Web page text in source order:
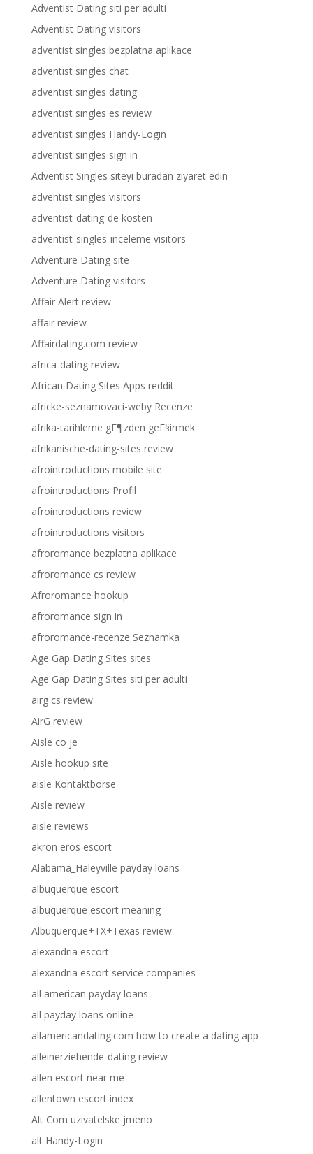
Adventist Dating siti per adulti
Adventist Dating visitors
adventist singles bezplatna aplikace
adventist singles chat
adventist singles dating
adventist singles es review
adventist singles Handy-Login
adventist singles sign in
Adventist Singles siteyi buradan ziyaret edin
adventist singles visitors
adventist-dating-de kosten
adventist-singles-inceleme visitors
Adventure Dating site
Adventure Dating visitors
Affair Alert review
affair review
Affairdating.com review
africa-dating review
African Dating Sites Apps reddit
africke-seznamovaci-weby Recenze
afrika-tarihleme gГ¶zden geГ§irmek
afrikanische-dating-sites review
afrointroductions mobile site
afrointroductions Profil
afrointroductions review
afrointroductions visitors
afroromance bezplatna aplikace
afroromance cs review
Afroromance hookup
afroromance sign in
afroromance-recenze Seznamka
Age Gap Dating Sites sites
Age Gap Dating Sites siti per adulti
airg cs review
AirG review
Aisle co je
Aisle hookup site
aisle Kontaktborse
Aisle review
aisle reviews
akron eros escort
Alabama_Haleyville payday loans
albuquerque escort
albuquerque escort meaning
Albuquerque+TX+Texas review
alexandria escort
alexandria escort service companies
all american payday loans
all payday loans online
allamericandating.com how to create a dating app
alleinerziehende-dating review
allen escort near me
allentown escort index
Alt Com uzivatelske jmeno
alt Handy-Login